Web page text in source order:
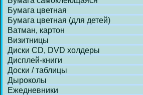
Бумага цветная
Бумага цветная (для детей)
Ватман, картон
Визитницы
Диски СD, DVD холдеры
Дисплей-книги
Доски / таблицы
Дыроколы
Ежедневники